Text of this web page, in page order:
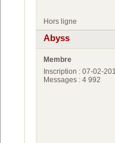
Hors ligne
Abyss
Membre
Inscription : 07-02-
Messages : 4 992